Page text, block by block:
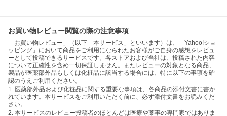
お買い物レビュー閲覧の際の注意事項
「お買い物レビュー」（以下「本サービス」といいます）は、「Yahoo!ショ
ッピング」において商品をご利用になられたお客様がご自身の感想をレビュ
ーとして投稿できるサービスです。各ストアおよび当社は、投稿された内容
について正確性を含め一切保証しません。またレビューの対象となる商品、
製品が医薬部外品もしくは化粧品に該当する場合には、特に以下の事項を確
認のうえご利用ください。
1. 医薬部外品および化粧品に関する重要な事項は、各商品の添付文書に書か
れています。本サービスをご利用いただく前に、必ず添付文書をお読みくだ
さい。
2. 本サービスのレビュー投稿者のほとんどは医療や薬事の専門家ではありま